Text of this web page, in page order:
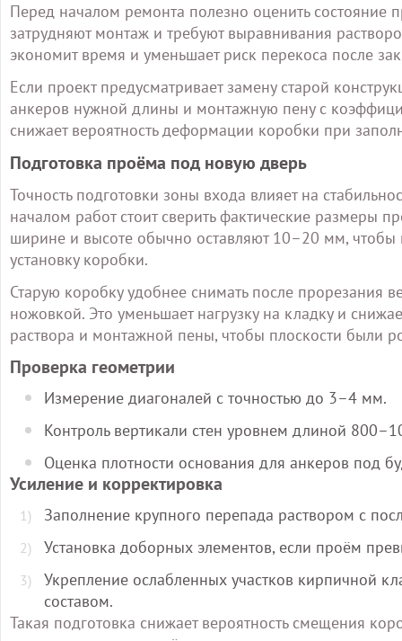
Перед началом ремонта полезно оценить
затрудняют монтаж и требуют выравнивания
экономит время и уменьшает риск перекоса после
Если проект предусматривает замену старой
анкеров нужной длины и монтажную пену с
снижает вероятность деформации коробки при
Подготовка проёма под новую дверь
Точность подготовки зоны входа влияет на
началом работ стоит сверить фактические размеры
ширине и высоте обычно оставляют 10–20 мм, чтобы
установку коробки.
Старую коробку удобнее снимать после прорезания
ножовкой. Это уменьшает нагрузку на кладку и
раствора и монтажной пены, чтобы плоскости были
Проверка геометрии
Измерение диагоналей с точностью до 3–4 мм.
Контроль вертикали стен уровнем длиной
Оценка плотности основания для анкеров под
Усиление и корректировка
Заполнение крупного перепада раствором с
Установка доборных элементов, если проём
Укрепление ослабленных участков кирпичной
составом.
Такая подготовка снижает вероятность смещения